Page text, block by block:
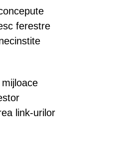
ferestre
link-urilor